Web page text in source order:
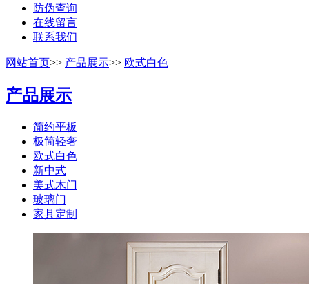
防伪查询
在线留言
联系我们
网站首页>> 产品展示>> 欧式白色
产品展示
简约平板
极简轻奢
欧式白色
新中式
美式木门
玻璃门
家具定制